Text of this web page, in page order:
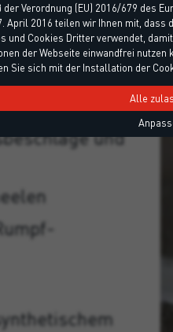
für
und
der Verordnung (EU) 2016/679 des
April 2016 teilen wir Ihnen mit, dass
und Cookies Dritter verwendet,
der Webseite einwandfrei nutzen
Sie sich mit der Installation der
Alle